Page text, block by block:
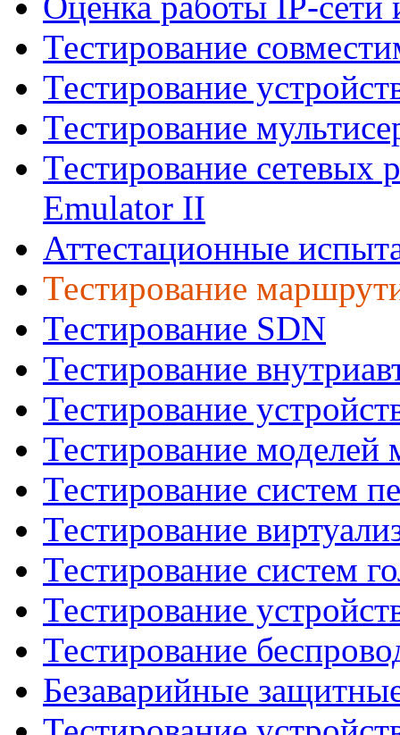
Тестирование
Тестирование
Тестирование
Тестирование
Emulator II
Аттестационные
Тестирование
Тестирование SDN
Тестирование
Тестирование
Тестирование моделей
Тестирование систем
Тестирование
Тестирование систем
Тестирование
Тестирование
Безаварийные